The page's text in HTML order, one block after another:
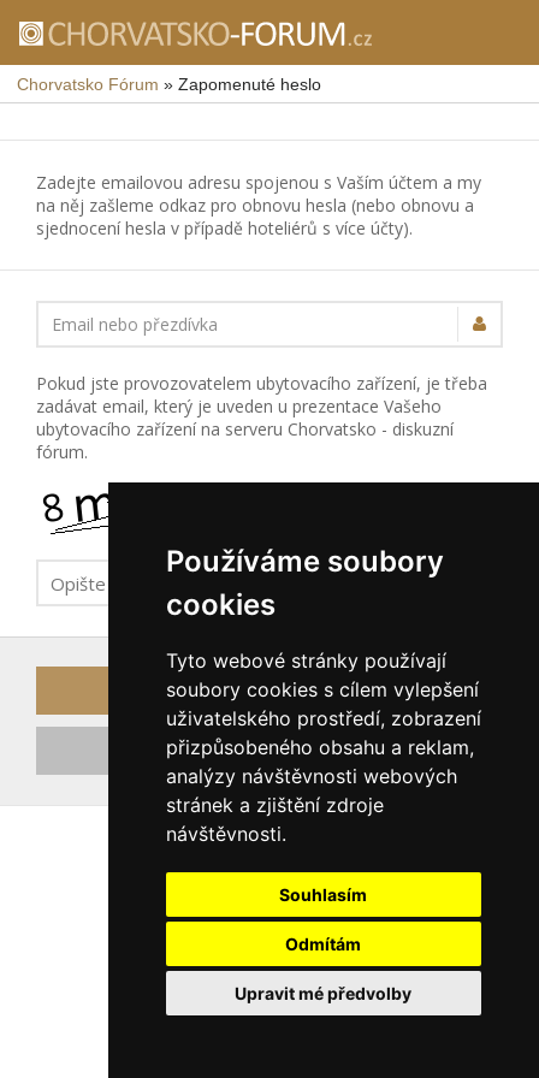
Používáme soubory
cookies
Tyto webové stránky používají
soubory cookies s cílem vylepšení
uživatelského prostředí, zobrazení
přizpůsobeného obsahu a reklam,
analýzy návštěvnosti webových
stránek a zjištění zdroje
návštěvnosti.
Souhlasím
Odmítám
Upravit mé předvolby
Chorvatsko Fórum » Zapomenuté heslo
Zadejte emailovou adresu spojenou s Vaším účtem a my
na něj zašleme odkaz pro obnovu hesla (nebo obnovu a
sjednocení hesla v případě hoteliérů s více účty).
Email nebo přezdívka
Pokud jste provozovatelem ubytovacího zařízení, je třeba
zadávat email, který je uveden u prezentace Vašeho
ubytovacího zařízení na serveru Chorvatsko - diskuzní
fórum.
Odeslat odkaz k obnově hesla
Registrovat nový účet